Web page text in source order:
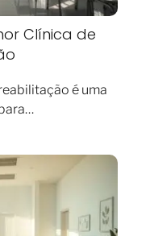
Clínica de
é uma